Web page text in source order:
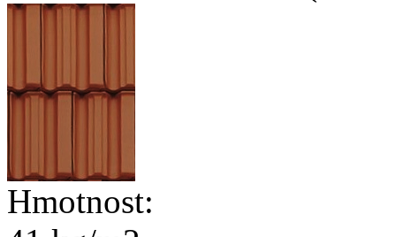
Hmotnost: